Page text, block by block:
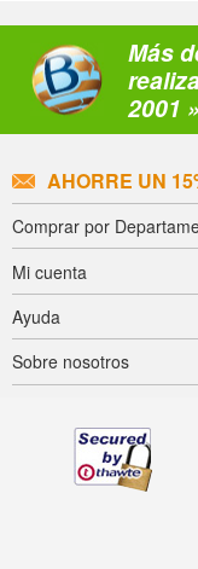
Más
2001 »
AHORRE UN
Comprar por
Mi cuenta
Ayuda
Sobre nosotros